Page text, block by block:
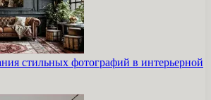
стильных фотографий в интерьерной